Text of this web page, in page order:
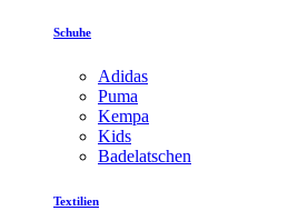
Schuhe
Adidas
Puma
Kempa
Kids
Badelatschen
Textilien